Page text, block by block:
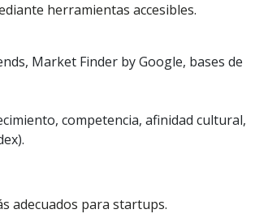
herramientas accesibles.
Market Finder by Google, bases de
competencia, afinidad cultural,
adecuados para startups.